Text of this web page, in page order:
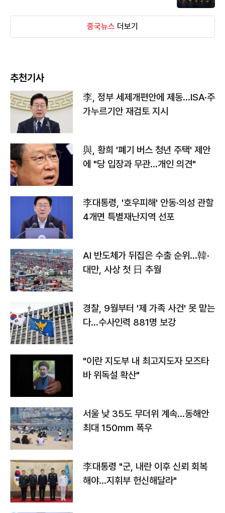
중국뉴스 더보기
추천기사
李, 정부 세제개편안에 제동…ISA·주
가누르기안 재검토 지시
與, 황희 '폐기 버스 청년 주택' 제안
에 "당 입장과 무관…개인 의견"
李대통령, '호우피해' 안동·의성 관할
4개면 특별재난지역 선포
AI 반도체가 뒤집은 수출 순위…韓·
대만, 사상 첫 日 추월
경찰, 9월부터 '제 가족 사건' 못 맡는
다…수사인력 881명 보강
"이란 지도부 내 최고지도자 모즈타
바 위독설 확산"
서울 낮 35도 무더위 계속…동해안
최대 150㎜ 폭우
李대통령 "군, 내란 이후 신뢰 회복
해야…지휘부 헌신해달라"